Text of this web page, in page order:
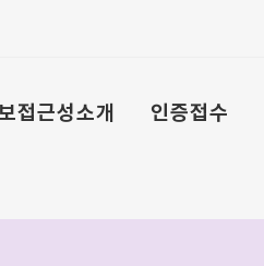
접근성소개 인증접수